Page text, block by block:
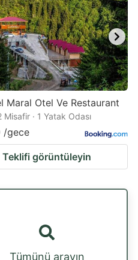
Maral Otel Ve Restaurant
Misafir · 1 Yatak Odası
/gece
Teklifi görüntüleyin
Tümünü arayın